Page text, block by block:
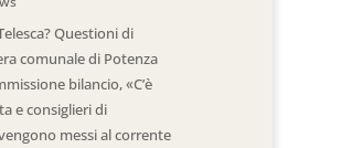
Questioni di
comunale di Potenza
bilancio, «C’è
e consiglieri di
messi al corrente